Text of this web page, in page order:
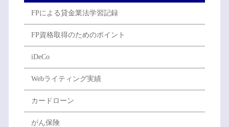
FPによる貸金業法学習記録
FP資格取得のためのポイント
iDeCo
Webライティング実績
カードローン
がん保険